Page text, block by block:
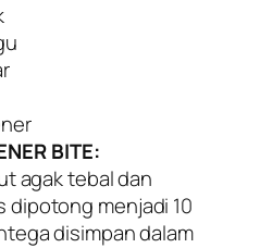
BITE:
agak tebal dan
dipotong menjadi 10
disimpan dalam